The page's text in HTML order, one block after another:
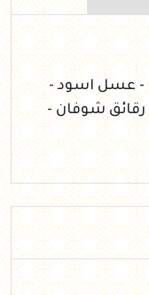
- عسل اسود -
رقائق شوفان -